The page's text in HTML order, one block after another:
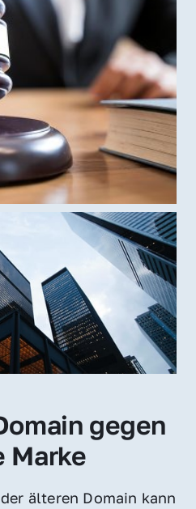
gegen
Marke
älteren Domain kann